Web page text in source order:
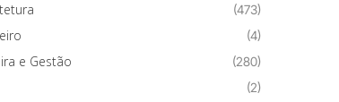
(473)
(4)
e Gestão (280)
(2)